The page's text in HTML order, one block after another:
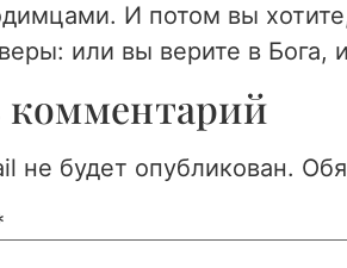
И потом вы
или вы верите в
комментарий
не будет опубликован.